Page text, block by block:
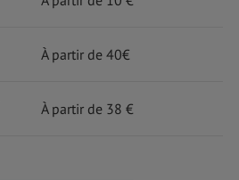
À partir de 40€
À partir de 38 €